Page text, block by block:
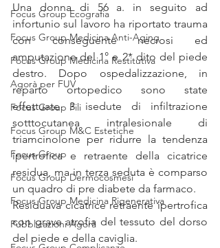
Focus Group Ecografia
Focus Group Medicina Anti-Aging
Focus Group Medicina Restitutiva
Agorà per FUV
Focus Group Fili
Focus Group M&C Estetiche
Focus Group
Focus Group Dermocosmesi
Focus Group Medicina Rigenerativa
Pubblicazioni Agorà
Una donna di 56 a. in seguito ad
infortunio sul lavoro ha riportato trauma
con conseguente necrosi ed
amputazione del 1° e 2* dito del piede
destro. Dopo ospedalizzazione, in
reparto ortopedico sono state
effettuate 3 isedute di infiltrazione
sotttocutanea intralesionale di
triamcinolone per ridurre la tendenza
ipertrofica e retraente della cicatrice
residua, ma in terza seduta è comparso
un quadro di pre diabete da farmaco.
Residuava cicatrice retraente ipertrofica
con grave atrofia del tessuto del dorso
del piede e della caviglia.